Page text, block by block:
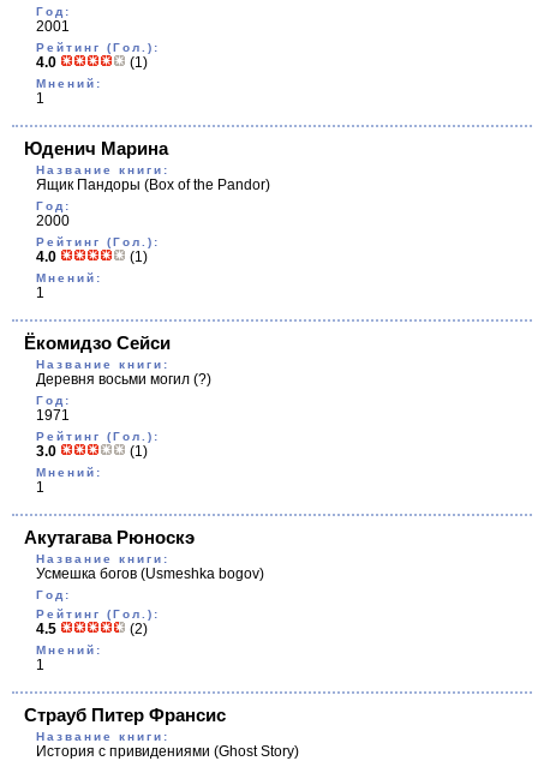
Год:
2001
Рейтинг (Гол.):
4.0 (1)
Мнений:
1
Юденич Марина
Название книги:
Ящик Пандоры (Box of thе Pandor)
Год:
2000
Рейтинг (Гол.):
4.0 (1)
Мнений:
1
Ёкомидзо Сейси
Название книги:
Деревня восьми могил (?)
Год:
1971
Рейтинг (Гол.):
3.0 (1)
Мнений:
1
Акутагава Рюноскэ
Название книги:
Усмешка богов (Usmeshka bogov)
Год:
Рейтинг (Гол.):
4.5 (2)
Мнений:
1
Страуб Питер Франсис
Название книги:
История с привидениями (Ghost Story)